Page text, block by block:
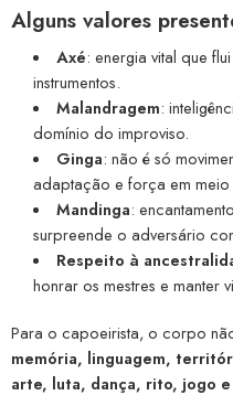
Alguns valores
Axé: energia vital que
instrumentos.
Malandragem:
domínio do improviso.
Ginga: não é só
adaptação e força em
Mandinga:
surpreende o adversário
Respeito à
honrar os mestres e manter
Para o capoeirista, o corpo
memória, linguagem,
arte, luta, dança, rito, jogo e